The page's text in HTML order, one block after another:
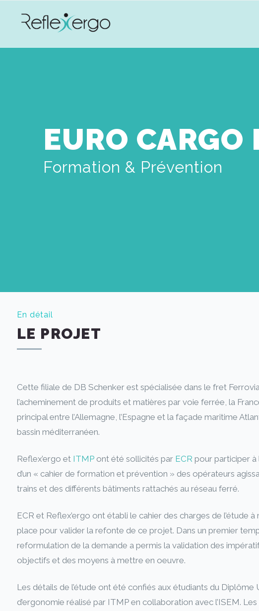
EURO CARGO
Formation & Prévention
En détail
LE PROJET
Cette filiale de DB Schenker est spécialisée dans le fret
l’acheminement de produits et matières par voie ferrée, la
principal entre l’Allemagne, l’Espagne et la façade maritime
bassin méditerranéen.
Reflex’ergo et ITMPont été sollicités par ECR pour participer à
d’un « cahier de formation et prévention » des opérateurs
trains et des différents bâtiments rattachés au réseau ferré.
ECR et Reflex’ergo ont établi le cahier des charges de l’étude
place pour valider la refonte de ce projet. Dans un premier
reformulation de la demande a permis la validation des
objectifs et des moyens à mettre en oeuvre.
Les détails de l’étude ont été confiés aux étudiants du Diplôme
d’ergonomie réalisé par ITMP en collaboration avec l’ISEM.